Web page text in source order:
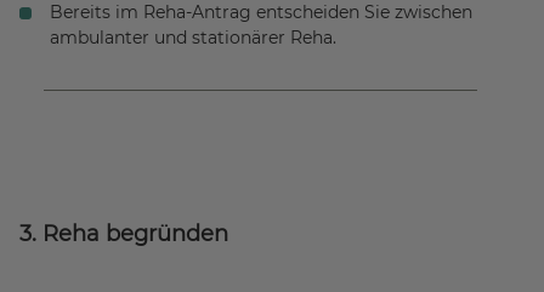
Bereits im Reha-Antrag entscheiden Sie zwischen
ambulanter und stationärer Reha.
3. Reha begründen